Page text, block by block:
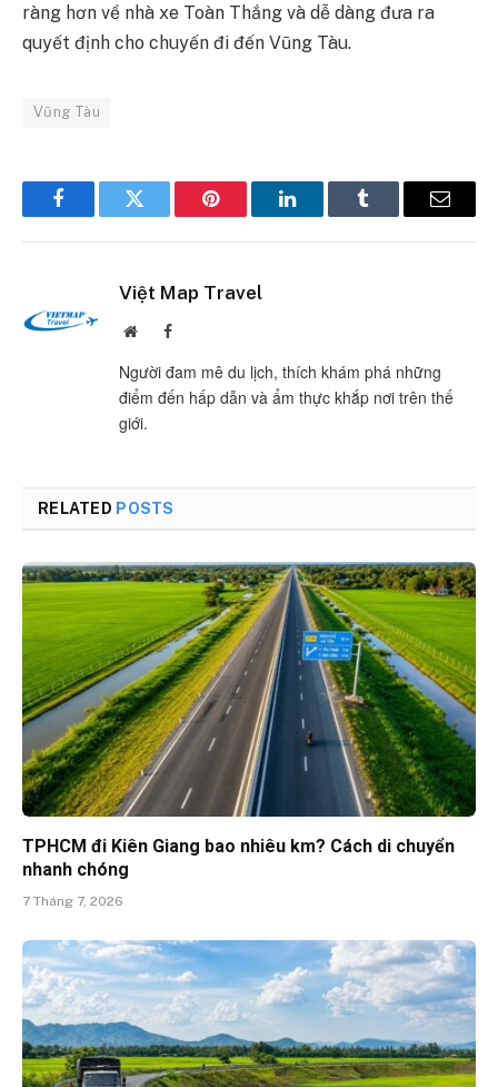
ràng hơn về nhà xe Toàn Thắng và dễ dàng đưa ra
quyết định cho chuyến đi đến Vũng Tàu.
Vũng Tàu
FacebookTwitter Pinterest LinkedInTumblr Email
Việt Map Travel
WebsiteFacebook
Người đam mê du lịch, thích khám phá những
điểm đến hấp dẫn và ẩm thực khắp nơi trên thế
giới.
RELATED POSTS
TPHCM đi Kiên Giang bao nhiêu km? Cách di chuyển
nhanh chóng
7 Tháng 7, 2026